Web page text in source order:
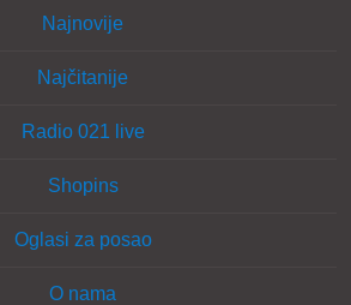
Najnovije
Najčitanije
Radio 021 live
Shopins
Oglasi za posao
O nama